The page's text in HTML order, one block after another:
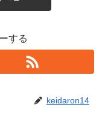
する
keidaron14